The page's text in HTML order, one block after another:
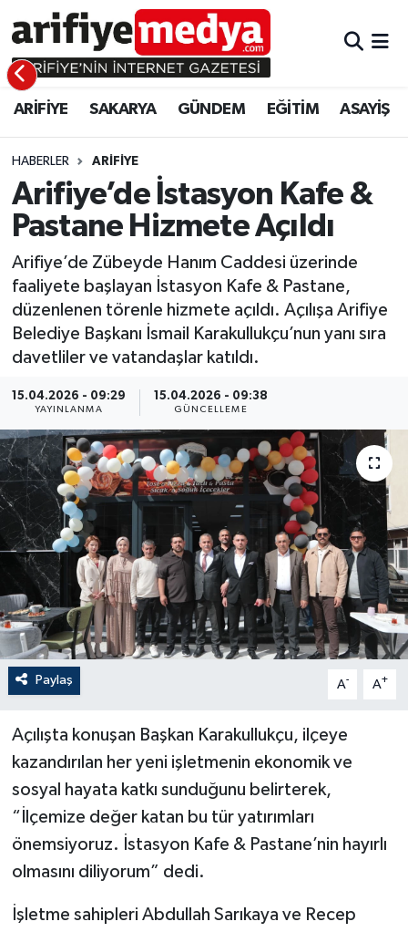
ARİFİYE SAKARYA GÜNDEM EĞİTİM ASAYİŞ
HABERLER ARİFİYE
Arifiye’de İstasyon Kafe &
Pastane Hizmete Açıldı
Arifiye’de Zübeyde Hanım Caddesi üzerinde
faaliyete başlayan İstasyon Kafe & Pastane,
düzenlenen törenle hizmete açıldı. Açılışa Arifiye
Belediye Başkanı İsmail Karakullukçu’nun yanı sıra
davetliler ve vatandaşlar katıldı.
15.04.2026 - 09:29
YAYINLANMA
15.04.2026 - 09:38
GÜNCELLEME
Paylaş A- A+
Açılışta konuşan Başkan Karakullukçu, ilçeye
kazandırılan her yeni işletmenin ekonomik ve
sosyal hayata katkı sunduğunu belirterek,
“İlçemize değer katan bu tür yatırımları
önemsiyoruz. İstasyon Kafe & Pastane’nin hayırlı
olmasını diliyorum” dedi.
İşletme sahipleri Abdullah Sarıkaya ve Recep
ARİFİYE
SAKARYA
GÜNDEM
EĞİTİM
ASAYİŞ
EKONOMİ
ARİFİYE
GÜNDEM
EĞİTİM
EKONOMİ
ASAYİŞ
Sakarya Hava Durumu
Sakarya Namaz Vakitleri
Sakarya Trafik Yoğunluk Haritası
Süper Lig Puan Durumu ve Fikstür
Tüm Manşetler
Son Dakika Haberleri
Haber Arşivi